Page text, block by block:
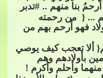
حمُ بنا منهم ..​​ #تدبر
... { ​​ من رحمته
فهو أرحم بهم من
ألا تعجب كيف يوصي
بأولادهم وهم
منهما وأحلم وأكرم !